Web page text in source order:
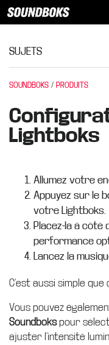
SUJETS
SOUNDBOKS PRODUITS
Lightboks
Allumez votre
Appuyez sur le
votre Lightboks.
Placez-la à
performance
Lancez la
C’est aussi simple que
Vous pouvez
Soundbokspour
ajuster l’intensité